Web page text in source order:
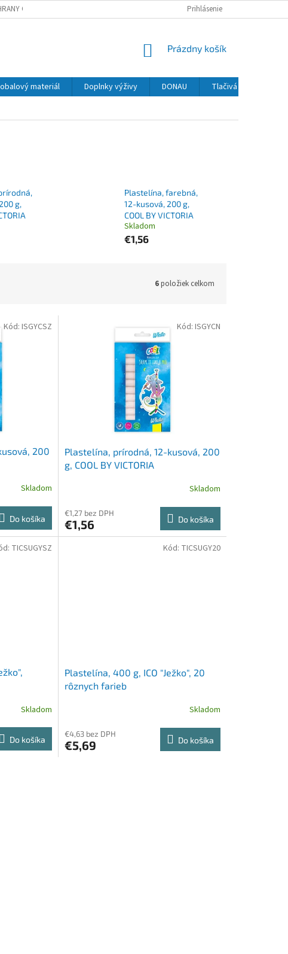
OSOBNÝCH ÚDAJOV Prihlásenie
NÁKUPNÝ
Prázdny košík
materiál Doplnky výživy DONAU Tlačivá
g,
Plastelína, farebná,
12-kusová, 200 g,
COOL BY VICTORIA
Skladom
€1,56
6položiek celkom
200
Skladom
Do košíka
Kód: ISGYCSZ
Plastelína, prírodná, 12-kusová, 200
g, COOL BY VICTORIA
Skladom
€1,27 bez DPH
€1,56 Do košíka
Kód: ISGYCN
Skladom
Do košíka
TICSUGYSZ
Plastelína, 400 g, ICO "Ježko", 20
rôznych farieb
Skladom
€4,63 bez DPH
€5,69 Do košíka
Kód: TICSUGY20